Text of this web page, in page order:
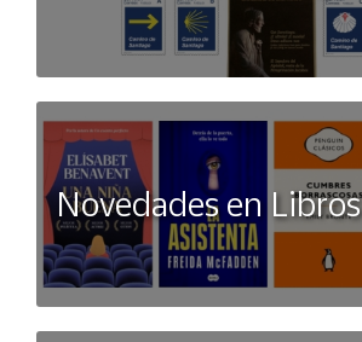
Novedades en Libros